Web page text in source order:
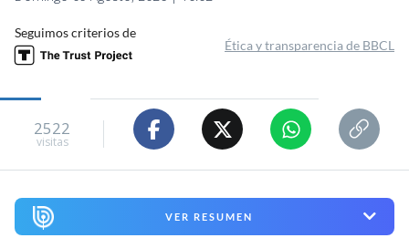
Seguimos criterios de
Ética y transparencia de BBCL
2522
visitas
VER RESUMEN